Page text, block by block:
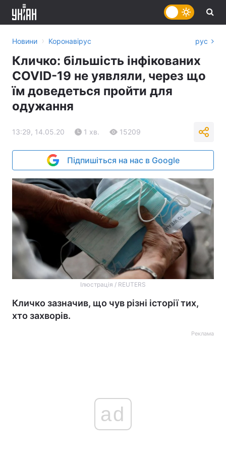
Новини › Коронавірус рус
Кличко: більшість інфікованих
COVID-19 не уявляли, через що
їм доведеться пройти для
одужання
13:29, 14.05.20 1 хв. 15209
Підпишіться на нас в Google
Ілюстрація / REUTERS
Кличко зазначив, що чув різні історії тих,
хто захворів.
Реклама
ad